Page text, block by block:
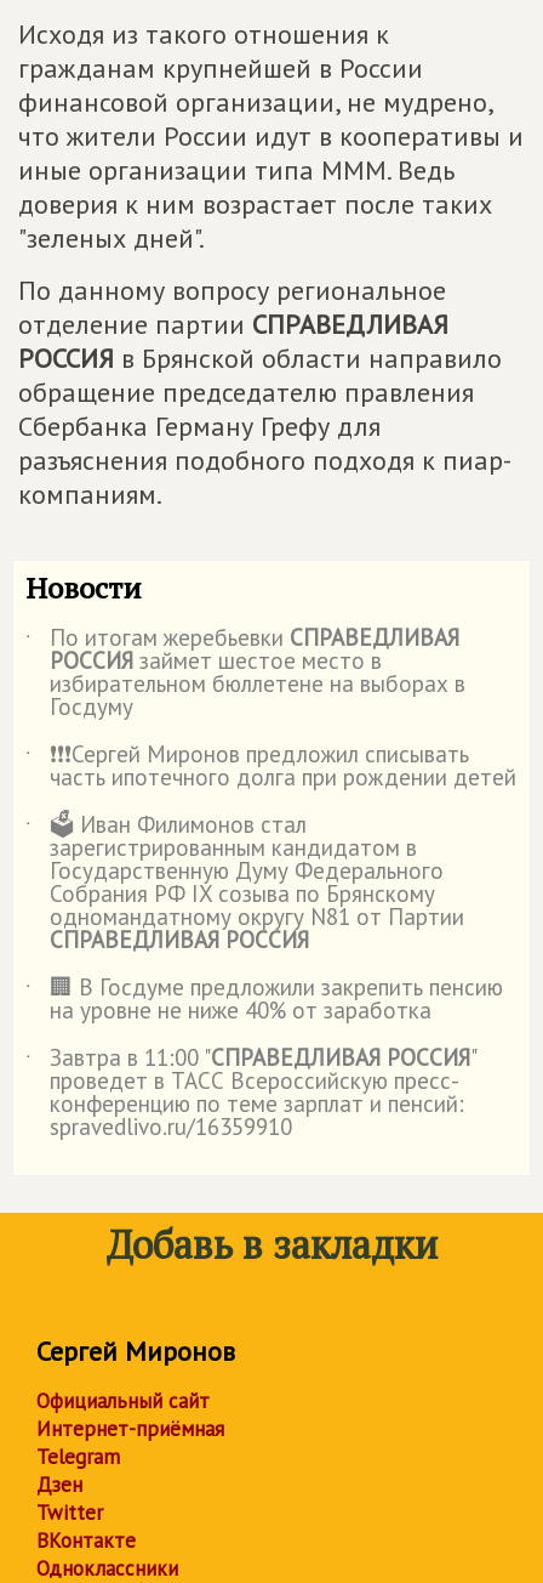
Исходя из такого отношения к
гражданам крупнейшей в России
финансовой организации, не мудрено,
что жители России идут в кооперативы и
иные организации типа МММ. Ведь
доверия к ним возрастает после таких
"зеленых дней".
По данному вопросу региональное
отделение партии СПРАВЕДЛИВАЯ
РОССИЯ в Брянской области направило
обращение председателю правления
Сбербанка Герману Грефу для
разъяснения подобного подходя к пиар-
компаниям.
Новости
˙ По итогам жеребьевки СПРАВЕДЛИВАЯ
РОССИЯ займет шестое место в
избирательном бюллетене на выборах в
Госдуму
˙
❗️❗️❗️Сергей Миронов предложил списывать
часть ипотечного долга при рождении детей
˙
🗳️ Иван Филимонов стал
зарегистрированным кандидатом в
Государственную Думу Федерального
Собрания РФ IX созыва по Брянскому
одномандатному округу N81 от Партии
СПРАВЕДЛИВАЯ РОССИЯ
˙
🏢 В Госдуме предложили закрепить пенсию
на уровне не ниже 40% от заработка
˙
Завтра в 11:00 "СПРАВЕДЛИВАЯ РОССИЯ"
проведет в ТАСС Всероссийскую пресс-
конференцию по теме зарплат и пенсий:
spravedlivo.ru/16359910
Добавь в закладки
Сергей Миронов
Официальный сайт
Интернет-приёмная
Telegram
Дзен
Twitter
ВКонтакте
Одноклассники